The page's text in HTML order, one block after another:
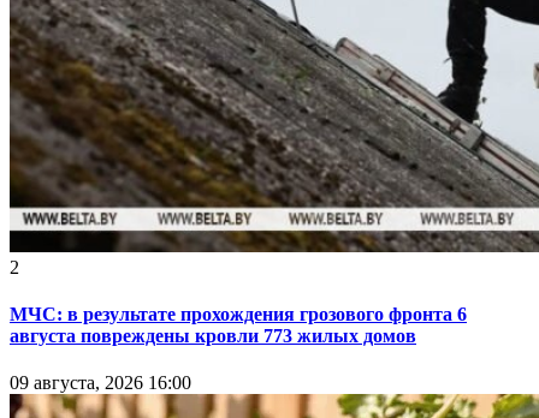
2
МЧС: в результате прохождения грозового фронта 6
августа повреждены кровли 773 жилых домов
09 августа, 2026 16:00